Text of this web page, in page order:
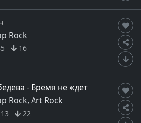
Rock
16
- Время не ждет
Rock, Art Rock
22